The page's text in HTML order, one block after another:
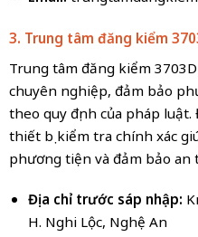
3. Trung tâm đăng kiểm
Trung tâm đăng kiểm
chuyên nghiệp, đảm bảo
theo quy định của pháp
thiết bị kiểm tra chính xác
phương tiện và đảm bảo an
Địa chỉ trước sáp nhập:
H. Nghi Lộc, Nghệ An